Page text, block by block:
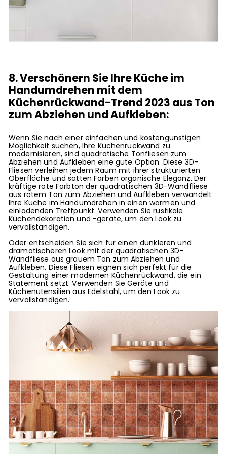
8. Verschönern Sie Ihre Küche im
Handumdrehen mit dem
Küchenrückwand-Trend 2023 aus Ton
zum Abziehen und Aufkleben:
Wenn Sie nach einer einfachen und kostengünstigen
Möglichkeit suchen, Ihre Küchenrückwand zu
modernisieren, sind quadratische Tonfliesen zum
Abziehen und Aufkleben eine gute Option. Diese 3D-
Fliesen verleihen jedem Raum mit ihrer strukturierten
Oberfläche und satten Farben organische Eleganz. Der
kräftige rote Farbton der quadratischen 3D-Wandfliese
aus rotem Ton zum Abziehen und Aufkleben verwandelt
Ihre Küche im Handumdrehen in einen warmen und
einladenden Treffpunkt. Verwenden Sie rustikale
Küchendekoration und -geräte, um den Look zu
vervollständigen.
Oder entscheiden Sie sich für einen dunkleren und
dramatischeren Look mit der quadratischen 3D-
Wandfliese aus grauem Ton zum Abziehen und
Aufkleben. Diese Fliesen eignen sich perfekt für die
Gestaltung einer modernen Küchenrückwand, die ein
Statement setzt. Verwenden Sie Geräte und
Küchenutensilien aus Edelstahl, um den Look zu
vervollständigen.